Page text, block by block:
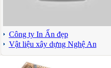
Công ty In Ấn đẹp
Vật liệu xây dựng Nghệ An